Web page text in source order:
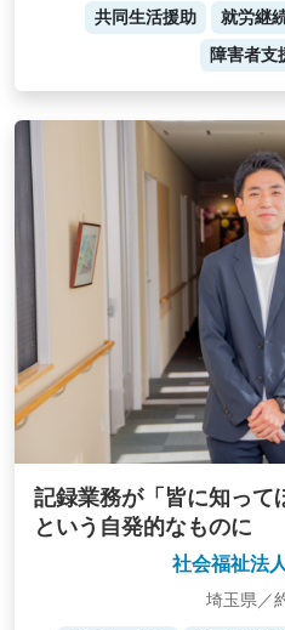
共同生活援助 就労継
障害者支
記録業務が「皆に知って
という自発的なものに
社会福祉法
埼玉県／